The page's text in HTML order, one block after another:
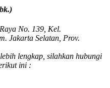
No. 139, Kel.
Jakarta Selatan, Prov.
lengkap, silahkan hubungi
ini :